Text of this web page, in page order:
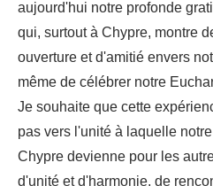
aujourd'hui notre profonde
qui, surtout à Chypre, montre
ouverture et d'amitié envers
même de célébrer notre
Je souhaite que cette
pas vers l'unité à laquelle
Chypre devienne pour les